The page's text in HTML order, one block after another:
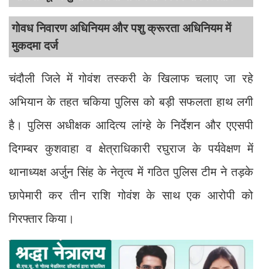
गोवध निवारण अधिनियम और पशु क्रूरता अधिनियम में
मुकदमा दर्ज
चंदौली जिले में गोवंश तस्करी के खिलाफ चलाए जा रहे
अभियान के तहत चकिया पुलिस को बड़ी सफलता हाथ लगी
है। पुलिस अधीक्षक आदित्य लांग्हे के निर्देशन और एएसपी
दिगम्बर कुशवाहा व क्षेत्राधिकारी रघुराज के पर्यवेक्षण में
थानाध्यक्ष अर्जुन सिंह के नेतृत्व में गठित पुलिस टीम ने तड़के
छापेमारी कर तीन राशि गोवंश के साथ एक आरोपी को
गिरफ्तार किया।